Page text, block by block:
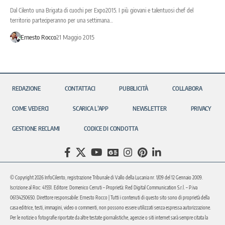
Dal Cilento una Brigata di cuochi per Expo2015. I più giovani e talentuosi chef del
territorio parteciperanno per una settimana…
Ernesto Rocco21 Maggio 2015
REDAZIONE CONTATTACI PUBBLICITÀ COLLABORA
COME VEDERCI SCARICA L’APP NEWSLETTER PRIVACY
GESTIONE RECLAMI CODICE DI CONDOTTA
© Copyright 2026 InfoCilento, registrazione Tribunale di Vallo della Lucania nr. 1/09 del 12 Gennaio 2009.
Iscrizione al Roc: 41551. Editore: Domenico Cerruti – Proprietà: Red Digital Communication S.r.l. – P.iva
06134250650. Direttore responsabile: Ernesto Rocco | Tutti i contenuti di questo sito sono di proprietà della
casa editrice, testi, immagini, video o commenti, non possono essere utilizzati senza espressa autorizzazione.
Per le notizie o fotografie riportate da altre testate giornalistiche, agenzie o siti internet sarà sempre citata la